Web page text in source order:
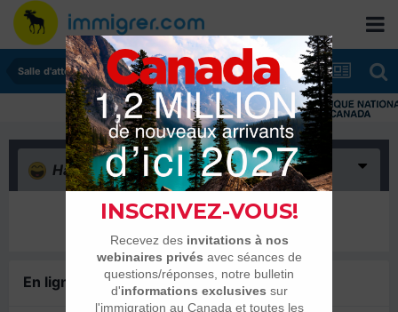
Salle d'attente - échanges de dates
Haha(0)
Il n’y a encore rien ici
En ligne récemment0 membre est en ligne